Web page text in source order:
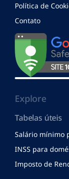
Política de
Contato
Explore
Tabelas úteis
Salário mínimo
INSS para
Imposto de